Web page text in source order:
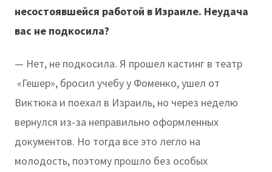
несостоявшейся работой в Израиле. Неудача
вас не подкосила?
— Нет, не подкосила. Я прошел кастинг в театр
«Гешер», бросил учебу у Фоменко, ушел от
Виктюка и поехал в Израиль, но через неделю
вернулся из-за неправильно оформленных
документов. Но тогда все это легло на
молодость, поэтому прошло без особых